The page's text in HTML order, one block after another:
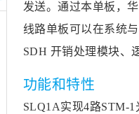
发送。通过本单板，
线路单板可以在系统
SDH 开销处理模块、
功能和特性
SLQ1A实现4路STM-